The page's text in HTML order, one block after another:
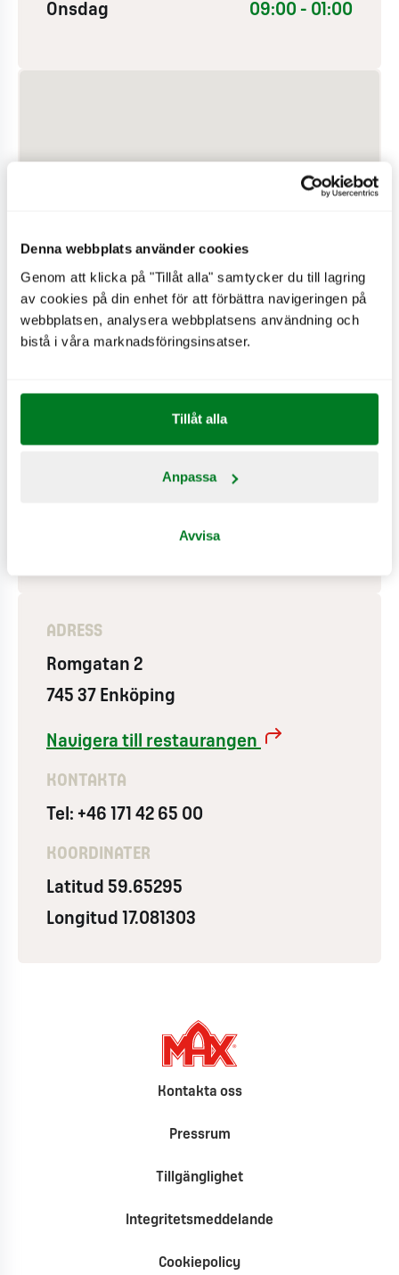
Denna webbplats använder cookies
Genom att klicka på "Tillåt alla" samtycker du till lagring
av cookies på din enhet för att förbättra navigeringen på
webbplatsen, analysera webbplatsens användning och
bistå i våra marknadsföringsinsatser.
Tillåt alla
Anpassa
Avvisa
Onsdag 09:00 - 01:00
PÅ RESTAURANGEN
Drive-in
Expresskassa
MAX Delivery
ADRESS
Romgatan 2
745 37 Enköping
Navigera till restaurangen
KONTAKTA
Tel: +46 171 42 65 00
KOORDINATER
Latitud 59.65295
Longitud 17.081303
Kontakta oss
Pressrum
Tillgänglighet
Integritetsmeddelande
Cookiepolicy